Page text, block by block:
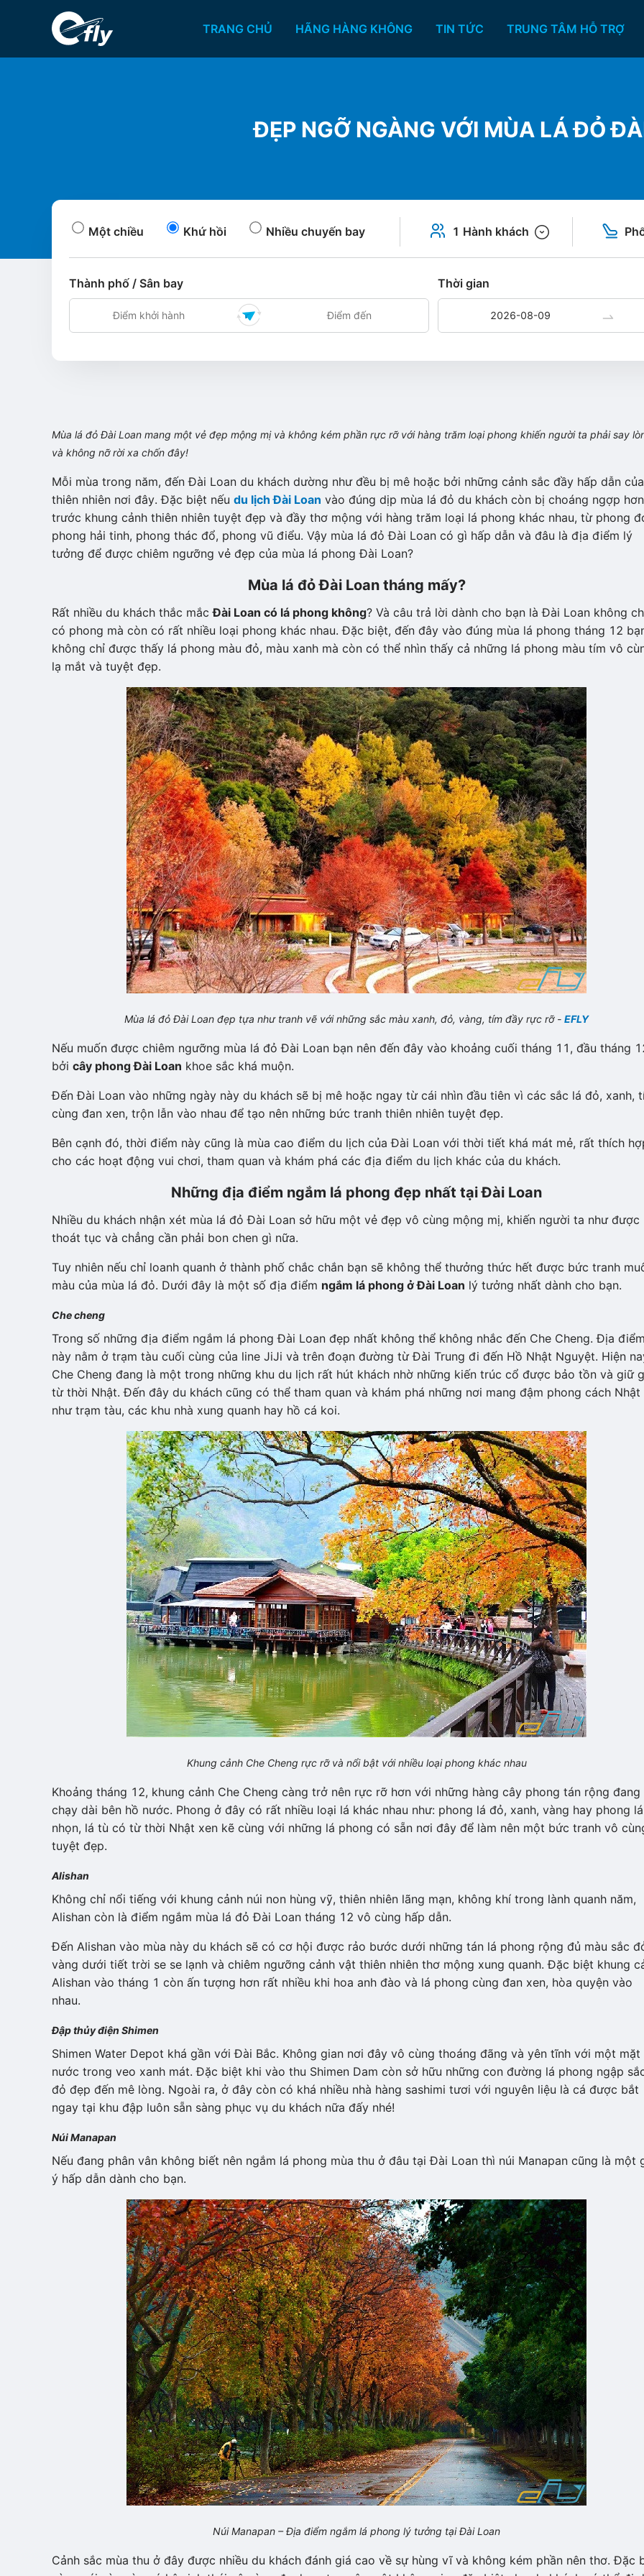
TRANG CHỦ HÃNG HÀNG KHÔNG TIN TỨC TRUNG TÂM HỖ TRỢ
ĐẸP NGỠ NGÀNG VỚI MÙA LÁ ĐỎ
Một chiều Khứ hồi Nhiều chuyến bay 1 Hành khách
Thành phố / Sân bay Thời gian
Mùa lá đỏ Đài Loan mang một vẻ đẹp mộng mị và không kém phần rực rỡ với hàng trăm loại phong khiến người ta phải say
và không nỡ rời xa chốn đây!
Mỗi mùa trong năm, đến Đài Loan du khách dường như đều bị mê hoặc bởi những cảnh sắc đầy hấp dẫn của
thiên nhiên nơi đây. Đặc biệt nếu du lịch Đài Loan vào đúng dịp mùa lá đỏ du khách còn bị choáng ngợp hơn
trước khung cảnh thiên nhiên tuyệt đẹp và đầy thơ mộng với hàng trăm loại lá phong khác nhau, từ phong
phong hải tinh, phong thác đổ, phong vũ điểu. Vậy mùa lá đỏ Đài Loan có gì hấp dẫn và đâu là địa điểm lý
tưởng để được chiêm ngưỡng vẻ đẹp của mùa lá phong Đài Loan?
Mùa lá đỏ Đài Loan tháng mấy?
Rất nhiều du khách thắc mắcĐài Loan có lá phong không? Và câu trả lời dành cho bạn là Đài Loan không
có phong mà còn có rất nhiều loại phong khác nhau. Đặc biệt, đến đây vào đúng mùa lá phong tháng 12
không chỉ được thấy lá phong màu đỏ, màu xanh mà còn có thể nhìn thấy cả những lá phong màu tím vô
lạ mắt và tuyệt đẹp.
Mùa lá đỏ Đài Loan đẹp tựa như tranh vẽ với những sắc màu xanh, đỏ, vàng, tím đầy rực rỡ - EFLY
Nếu muốn được chiêm ngưỡng mùa lá đỏ Đài Loan bạn nên đến đây vào khoảng cuối tháng 11, đầu tháng
bởi cây phong Đài Loan khoe sắc khá muộn.
Đến Đài Loan vào những ngày này du khách sẽ bị mê hoặc ngay từ cái nhìn đầu tiên vì các sắc lá đỏ, xanh,
cùng đan xen, trộn lẫn vào nhau để tạo nên những bức tranh thiên nhiên tuyệt đẹp.
Bên cạnh đó, thời điểm này cũng là mùa cao điểm du lịch của Đài Loan với thời tiết khá mát mẻ, rất thích
cho các hoạt động vui chơi, tham quan và khám phá các địa điểm du lịch khác của du khách.
Những địa điểm ngắm lá phong đẹp nhất tại Đài Loan
Nhiều du khách nhận xét mùa lá đỏ Đài Loan sở hữu một vẻ đẹp vô cùng mộng mị, khiến người ta như được
thoát tục và chẳng cần phải bon chen gì nữa.
Tuy nhiên nếu chỉ loanh quanh ở thành phố chắc chắn bạn sẽ không thể thưởng thức hết được bức tranh
màu của mùa lá đỏ. Dưới đây là một số địa điểm ngắm lá phong ở Đài Loan lý tưởng nhất dành cho bạn.
Che cheng
Trong số những địa điểm ngắm lá phong Đài Loan đẹp nhất không thể không nhắc đến Che Cheng. Địa
này nằm ở trạm tàu cuối cùng của line JiJi và trên đoạn đường từ Đài Trung đi đến Hồ Nhật Nguyệt. Hiện
Che Cheng đang là một trong những khu du lịch rất hút khách nhờ những kiến trúc cổ được bảo tồn và giữ
từ thời Nhật. Đến đây du khách cũng có thể tham quan và khám phá những nơi mang đậm phong cách Nhật
như trạm tàu, các khu nhà xung quanh hay hồ cá koi.
Khung cảnh Che Cheng rực rỡ và nổi bật với nhiều loại phong khác nhau
Khoảng tháng 12, khung cảnh Che Cheng càng trở nên rực rỡ hơn với những hàng cây phong tán rộng đang
chạy dài bên hồ nước. Phong ở đây có rất nhiều loại lá khác nhau như: phong lá đỏ, xanh, vàng hay phong lá
nhọn, lá tù có từ thời Nhật xen kẽ cùng với những lá phong có sẵn nơi đây để làm nên một bức tranh vô
tuyệt đẹp.
Alishan
Không chỉ nổi tiếng với khung cảnh núi non hùng vỹ, thiên nhiên lãng mạn, không khí trong lành quanh năm,
Alishan còn là điểm ngắm mùa lá đỏ Đài Loan tháng 12 vô cùng hấp dẫn.
Đến Alishan vào mùa này du khách sẽ có cơ hội được rảo bước dưới những tán lá phong rộng đủ màu sắc
vàng dưới tiết trời se se lạnh và chiêm ngưỡng cảnh vật thiên nhiên thơ mộng xung quanh. Đặc biệt khung
Alishan vào tháng 1 còn ấn tượng hơn rất nhiều khi hoa anh đào và lá phong cùng đan xen, hòa quyện vào
nhau.
Đập thủy điện Shimen
Shimen Water Depot khá gần với Đài Bắc. Không gian nơi đây vô cùng thoáng đãng và yên tĩnh với một mặt
nước trong veo xanh mát. Đặc biệt khi vào thu Shimen Dam còn sở hữu những con đường lá phong ngập
đỏ đẹp đến mê lòng. Ngoài ra, ở đây còn có khá nhiều nhà hàng sashimi tươi với nguyên liệu là cá được bắt
ngay tại khu đập luôn sẵn sàng phục vụ du khách nữa đấy nhé!
Núi Manapan
Nếu đang phân vân không biết nên ngắm lá phong mùa thu ở đâu tại Đài Loan thì núi Manapan cũng là một
ý hấp dẫn dành cho bạn.
Núi Manapan – Địa điểm ngắm lá phong lý tưởng tại Đài Loan
Cảnh sắc mùa thu ở đây được nhiều du khách đánh giá cao về sự hùng vĩ và không kém phần nên thơ. Đặc